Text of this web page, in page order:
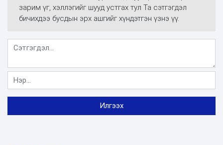
зарим үг, хэллэгийг шууд устгах тул Та сэтгэгдэл
бичихдээ бусдын эрх ашгийг хүндэтгэн үзнэ үү.